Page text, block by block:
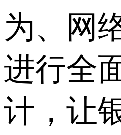
为、网
进行全
计，让